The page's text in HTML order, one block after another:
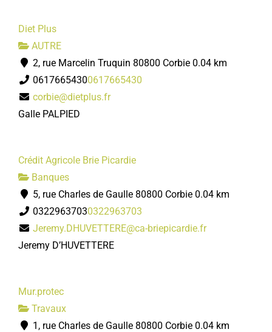
Diet Plus
AUTRE
2, rue Marcelin Truquin 80800 Corbie 0.04 km
06176654300617665430
corbie@dietplus.fr
Galle PALPIED
Crédit Agricole Brie Picardie
Banques
5, rue Charles de Gaulle 80800 Corbie 0.04 km
03229637030322963703
Jeremy.DHUVETTERE@ca-briepicardie.fr
Jeremy D’HUVETTERE
Mur.protec
Travaux
1, rue Charles de Gaulle 80800 Corbie 0.04 km